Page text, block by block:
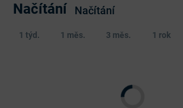
Načítání Načítání
1 týd. 1 měs. 3 měs. 1 rok